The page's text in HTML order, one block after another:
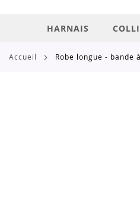
HARNAIS
accueil robe longue - bande